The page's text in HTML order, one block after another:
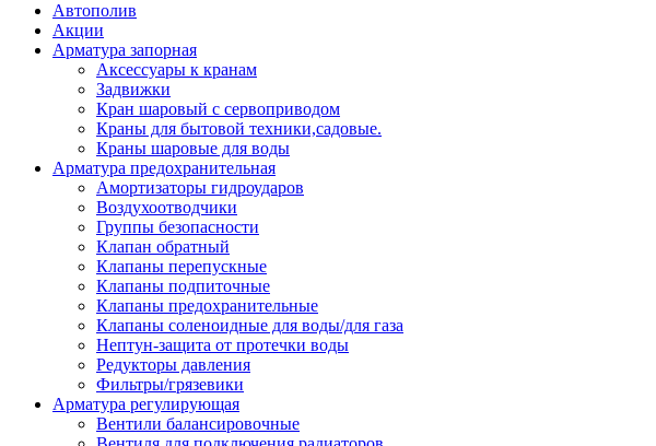
Автополив
Акции
Арматура запорная
Аксессуары к кранам
Задвижки
Кран шаровый с сервоприводом
Краны для бытовой техники,садовые.
Краны шаровые для воды
Арматура предохранительная
Амортизаторы гидроударов
Воздухоотводчики
Группы безопасности
Клапан обратный
Клапаны перепускные
Клапаны подпиточные
Клапаны предохранительные
Клапаны соленоидные для воды/для газа
Нептун-защита от протечки воды
Редукторы давления
Фильтры/грязевики
Арматура регулирующая
Вентили балансировочные